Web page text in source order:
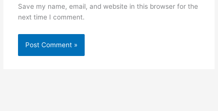
Save my name, email, and website in this browser for the
next time I comment.